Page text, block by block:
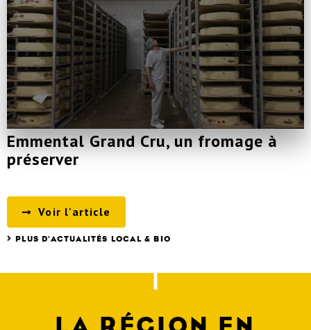
Emmental Grand Cru, un fromage à
préserver
Voir l'article
PLUS D'ACTUALITÉS LOCAL & BIO